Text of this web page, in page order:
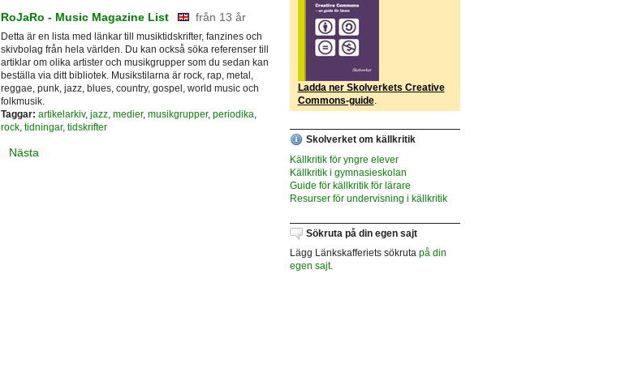
RoJaRo - Music Magazine List från 13 år
Detta är en lista med länkar till musiktidskrifter, fanzines och
skivbolag från hela världen. Du kan också söka referenser till
artiklar om olika artister och musikgrupper som du sedan kan
beställa via ditt bibliotek. Musikstilarna är rock, rap, metal,
reggae, punk, jazz, blues, country, gospel, world music och
folkmusik.
Taggar: artikelarkiv, jazz, medier, musikgrupper, periodika
rock, tidningar, tidskrifter
Nästa
Ladda ner Skolverkets Creative
Commons-guide.
Skolverket om källkritik
Källkritik för yngre elever
Källkritik i gymnasieskolan
Guide för källkritik för lärare
Resurser för undervisning i källkritik
Sökruta på din egen sajt
Lägg Länkskafferiets sökruta på din
egen sajt.